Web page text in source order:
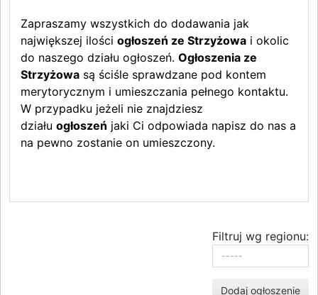
Zapraszamy wszystkich do dodawania jak
największej ilości ogłoszeń ze Strzyżowa i okolic
do naszego działu ogłoszeń. Ogłoszenia ze
Strzyżowa są ściśle sprawdzane pod kontem
merytorycznym i umieszczania pełnego kontaktu.
W przypadku jeżeli nie znajdziesz
działu ogłoszeń jaki Ci odpowiada napisz do nas a
na pewno zostanie on umieszczony.
Filtruj wg regionu:
Dodaj ogłoszenie